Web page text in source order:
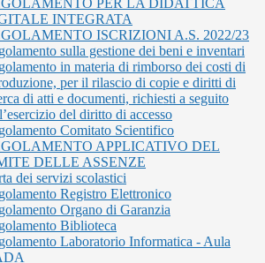
PER LA DIDATTICA
INTEGRATA
ISCRIZIONI A.S. 2022/23
sulla gestione dei beni e inventari
in materia di rimborso dei costi di
per il rilascio di copie e diritti di
di atti e documenti, richiesti a seguito
del diritto di accesso
Comitato Scientifico
APPLICATIVO DEL
DELLE ASSENZE
dei servizi scolastici
Registro Elettronico
Organo di Garanzia
Biblioteca
Laboratorio Informatica - Aula